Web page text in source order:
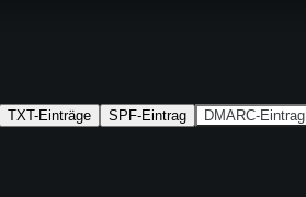
TXT-Einträge SPF-Eintrag DMARC-Eintrag